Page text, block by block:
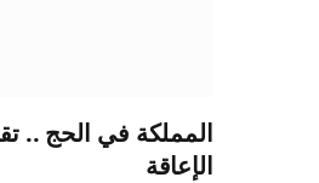
المملكة في الحج ..
الإعاقة